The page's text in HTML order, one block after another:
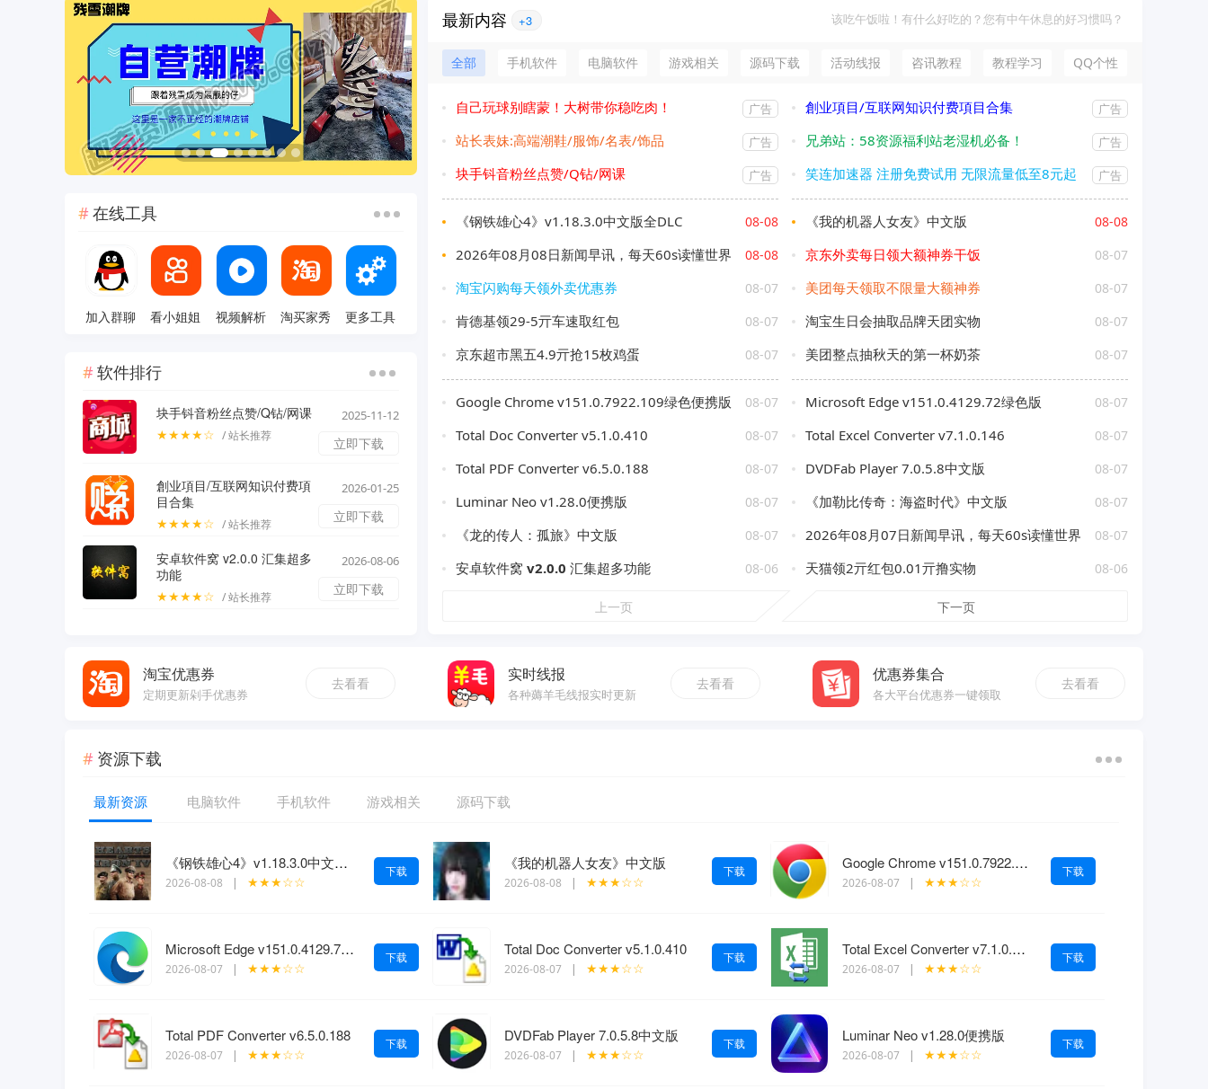
在线工具
加入群聊 看小姐姐 视频解析 淘买家秀 更多工具
软件排行
块手钭音粉丝点赞/Q钻/网课
★★★★☆ / 站长推荐
2025-11-12
立即下载
創业項目/互联网知识付费項
目合集
★★★★☆ / 站长推荐
2026-01-25
立即下载
安卓软件窝 v2.0.0 汇集超多
功能
★★★★☆ / 站长推荐
2026-08-06
立即下载
最新内容 +3 该吃午饭啦！有什么好吃的？您有中午休息的好习惯吗？
全部 手机软件 电脑软件 游戏相关 源码下载 活动线报 咨讯教程 教程学习 QQ个性
自己玩球别瞎蒙！大树带你稳吃肉！ 广告 創业項目/互联网知识付费項目合集 广告
站长表妹:高端潮鞋/服饰/名表/饰品 广告 兄弟站：58资源福利站老湿机必备！ 广告
块手钭音粉丝点赞/Q钻/网课 广告 笑连加速器 注册免费试用 无限流量低至8元起 广告
《钢铁雄心4》v1.18.3.0中文版全DLC 08-08 《我的机器人女友》中文版 08-08
2026年08月08日新闻早讯，每天60s读懂世界 08-08 京东外卖每日领大额神券干饭 08-07
淘宝闪购每天领外卖优惠券 08-07 美团每天领取不限量大额神券 08-07
肯德基领29-5亓车速取红包 08-07 淘宝生日会抽取品牌天团实物 08-07
京东超市黑五4.9亓抢15枚鸡蛋 08-07 美团整点抽秋天的第一杯奶茶 08-07
Google Chrome v151.0.7922.109绿色便携版 08-07 Microsoft Edge v151.0.4129.72绿色版 08-07
Total Doc Converter v5.1.0.410 08-07 Total Excel Converter v7.1.0.146 08-07
Total PDF Converter v6.5.0.188 08-07 DVDFab Player 7.0.5.8中文版 08-07
Luminar Neo v1.28.0便携版 08-07 《加勒比传奇：海盗时代》中文版 08-07
《龙的传人：孤旅》中文版 08-07 2026年08月07日新闻早讯，每天60s读懂世界 08-07
安卓软件窝 v2.0.0 汇集超多功能 08-06 天猫领2亓红包0.01亓撸实物 08-06
上一页 下一页
淘宝优惠券
定期更新剁手优惠券
去看看 实时线报
各种薅羊毛线报实时更新
去看看 优惠券集合
各大平台优惠券一键领取
去看看
资源下载
最新资源 电脑软件 手机软件 游戏相关 源码下载
《钢铁雄心4》v1.18.3.0中文版全DLC
2026-08-08 | ★★★☆☆
下载 《我的机器人女友》中文版
2026-08-08 | ★★★☆☆
下载 Google Chrome v151.0.7922.109绿色便携版
2026-08-07 | ★★★☆☆
下载
Microsoft Edge v151.0.4129.72绿色版
2026-08-07 | ★★★☆☆
下载 Total Doc Converter v5.1.0.410
2026-08-07 | ★★★☆☆
下载 Total Excel Converter v7.1.0.146
2026-08-07 | ★★★☆☆
下载
Total PDF Converter v6.5.0.188
2026-08-07 | ★★★☆☆
下载 DVDFab Player 7.0.5.8中文版
2026-08-07 | ★★★☆☆
下载 Luminar Neo v1.28.0便携版
2026-08-07 | ★★★☆☆
下载